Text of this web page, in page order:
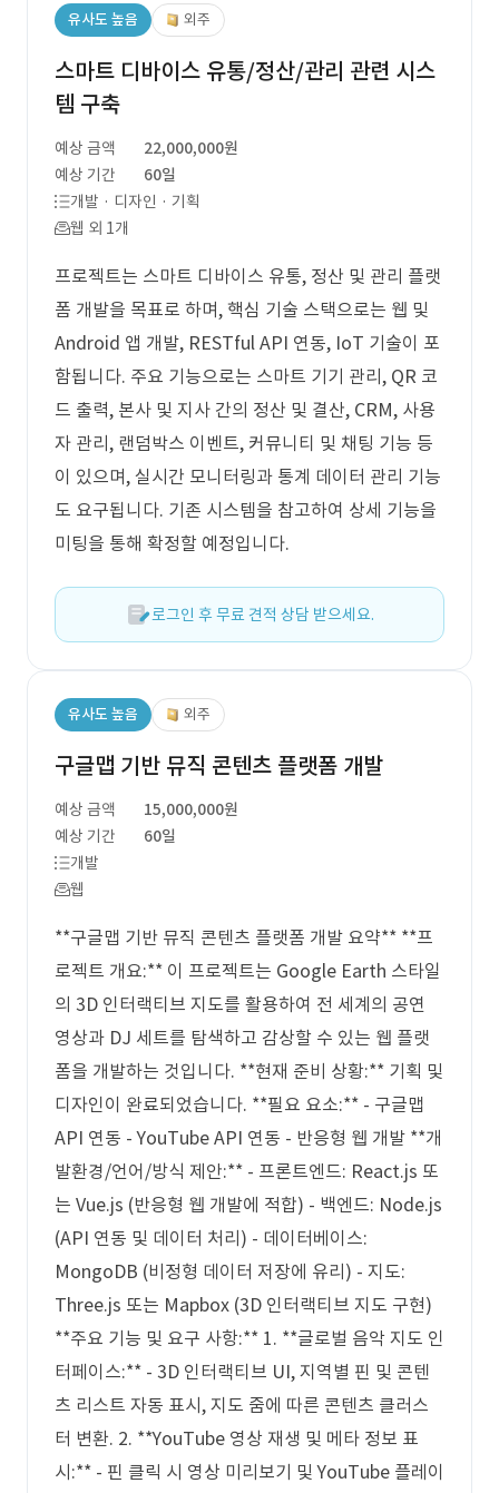
유사도 높음 외주
스마트 디바이스 유통/정산/관리 관련 시스
템 구축
예상 금액
22,000,000원
예상 기간
60일
개발 · 디자인 · 기획
웹 외 1개
프로젝트는 스마트 디바이스 유통, 정산 및 관리 플랫
폼 개발을 목표로 하며, 핵심 기술 스택으로는 웹 및
Android 앱 개발, RESTful API 연동, IoT 기술이 포
함됩니다. 주요 기능으로는 스마트 기기 관리, QR 코
드 출력, 본사 및 지사 간의 정산 및 결산, CRM, 사용
자 관리, 랜덤박스 이벤트, 커뮤니티 및 채팅 기능 등
이 있으며, 실시간 모니터링과 통계 데이터 관리 기능
도 요구됩니다. 기존 시스템을 참고하여 상세 기능을
미팅을 통해 확정할 예정입니다.
로그인 후 무료 견적 상담 받으세요.
유사도 높음 외주
구글맵 기반 뮤직 콘텐츠 플랫폼 개발
예상 금액
15,000,000원
예상 기간
60일
개발
웹
**구글맵 기반 뮤직 콘텐츠 플랫폼 개발 요약** **프
로젝트 개요:** 이 프로젝트는 Google Earth 스타일
의 3D 인터랙티브 지도를 활용하여 전 세계의 공연
영상과 DJ 세트를 탐색하고 감상할 수 있는 웹 플랫
폼을 개발하는 것입니다. **현재 준비 상황:** 기획 및
디자인이 완료되었습니다. **필요 요소:** - 구글맵
API 연동 - YouTube API 연동 - 반응형 웹 개발 **개
발환경/언어/방식 제안:** - 프론트엔드: React.js 또
는 Vue.js (반응형 웹 개발에 적합) - 백엔드: Node.js
(API 연동 및 데이터 처리) - 데이터베이스:
MongoDB (비정형 데이터 저장에 유리) - 지도:
Three.js 또는 Mapbox (3D 인터랙티브 지도 구현)
**주요 기능 및 요구 사항:** 1. **글로벌 음악 지도 인
터페이스:** - 3D 인터랙티브 UI, 지역별 핀 및 콘텐
츠 리스트 자동 표시, 지도 줌에 따른 콘텐츠 클러스
터 변환. 2. **YouTube 영상 재생 및 메타 정보 표
시:** - 핀 클릭 시 영상 미리보기 및 YouTube 플레이